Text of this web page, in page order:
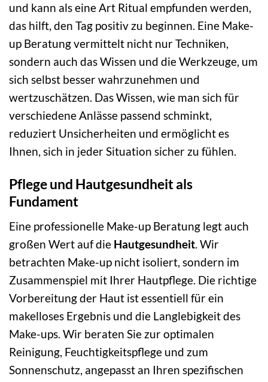
und kann als eine Art Ritual empfunden werden,
das hilft, den Tag positiv zu beginnen. Eine Make-
up Beratung vermittelt nicht nur Techniken,
sondern auch das Wissen und die Werkzeuge, um
sich selbst besser wahrzunehmen und
wertzuschätzen. Das Wissen, wie man sich für
verschiedene Anlässe passend schminkt,
reduziert Unsicherheiten und ermöglicht es
Ihnen, sich in jeder Situation sicher zu fühlen.
Pflege und Hautgesundheit als
Fundament
Eine professionelle Make-up Beratung legt auch
großen Wert auf die Hautgesundheit. Wir
betrachten Make-up nicht isoliert, sondern im
Zusammenspiel mit Ihrer Hautpflege. Die richtige
Vorbereitung der Haut ist essentiell für ein
makelloses Ergebnis und die Langlebigkeit des
Make-ups. Wir beraten Sie zur optimalen
Reinigung, Feuchtigkeitspflege und zum
Sonnenschutz, angepasst an Ihren spezifischen